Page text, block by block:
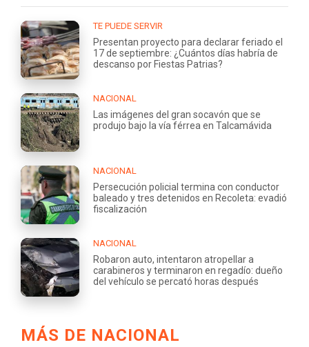
TE PUEDE SERVIR
Presentan proyecto para declarar feriado el
17 de septiembre: ¿Cuántos días habría de
descanso por Fiestas Patrias?
NACIONAL
Las imágenes del gran socavón que se
produjo bajo la vía férrea en Talcamávida
NACIONAL
Persecución policial termina con conductor
baleado y tres detenidos en Recoleta: evadió
fiscalización
NACIONAL
Robaron auto, intentaron atropellar a
carabineros y terminaron en regadío: dueño
del vehículo se percató horas después
MÁS DE NACIONAL